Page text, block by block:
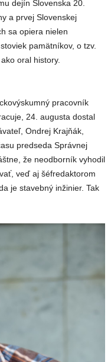
dejín Slovenska 20.
a prvej Slovenskej
sa opiera nielen
pamätníkov, o tzv.
oral history.
pracovník
24. augusta dostal
Ondrej Krajňák,
predseda Správnej
že neodborník vyhodil
veď aj šéfredaktorom
je stavebný inžinier. Tak